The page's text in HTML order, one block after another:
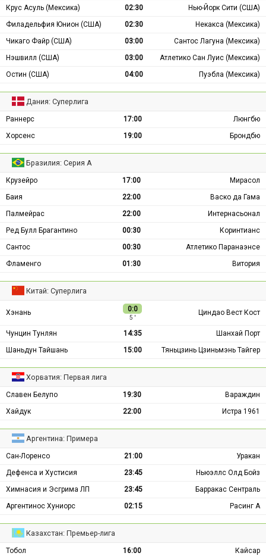
Крус Асуль (Мексика)
02:30
Нью-Йорк Сити (США)
Филадельфия Юнион (США)
02:30
Некакса (Мексика)
Чикаго Файр (США)
03:00
Сантос Лагуна (Мексика)
Нэшвилл (США)
03:00
Атлетико Сан Луис (Мексика)
Остин (США)
04:00 Пуэбла (Мексика)
Дания: Суперлига
Раннерс 17:00
Люнгбю
Хорсенс
19:00 Брондбю
Бразилия: Серия А
Крузейро 17:00
Мирасол
Баия
22:00
Васко да Гама
Палмейрас
22:00
Интернасьонал
Ред Булл Брагантино
00:30
Коринтианс
Сантос
00:30
Атлетико Паранаэнсе
Фламенго
01:30 Витория
Китай: Суперлига
Хэнань 0:0
5 ′
Циндао Вест Кост
Чунцин Тунлян 14:35
Шанхай Порт
Шаньдун Тайшань
15:00 Тяньцзинь Цзиньмэнь Тайгер
Хорватия: Первая лига
Славен Белупо 19:30
Вараждин
Хайдук
22:00 Истра 1961
Аргентина: Примера
Сан-Лоренсо 21:00
Уракан
Дефенса и Хустисия
23:45
Ньюэллс Олд Бойз
Химнасия и Эсгрима ЛП
23:45
Барракас Сентраль
Аргентинос Хуниорс
02:15 Расинг А
Казахстан: Премьер-лига
Тобол 16:00
Кайсар